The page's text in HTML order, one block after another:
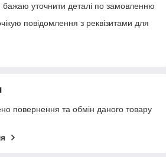
бажаю уточнити деталі по замовленню
повідомлення з реквізитами для
повернення та обмін даного товару